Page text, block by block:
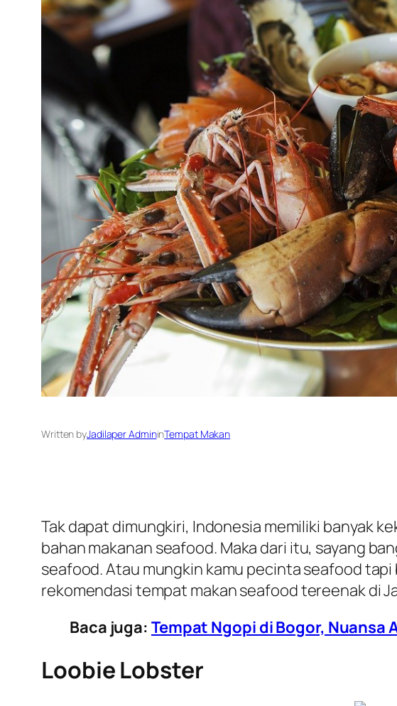
Written byJadilaper AdmininTempat Makan
Tak dapat dimungkiri, Indonesia memiliki banyak
bahan makanan seafood. Maka dari itu, sayang
seafood. Atau mungkin kamu pecinta seafood
rekomendasi tempat makan seafood tereenak di
Baca juga: Tempat Ngopi di Bogor, Nuansa
Loobie Lobster